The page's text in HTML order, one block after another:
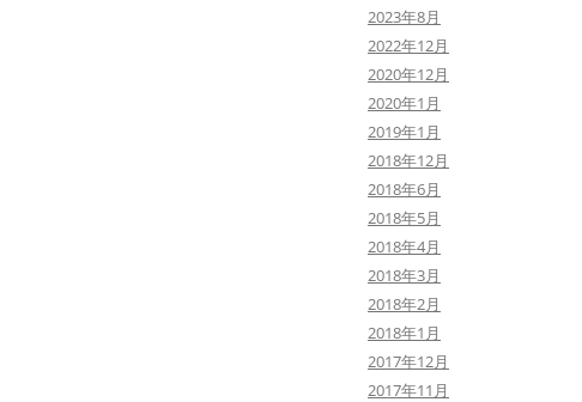
2023年8月
2022年12月
2020年12月
2020年1月
2019年1月
2018年12月
2018年6月
2018年5月
2018年4月
2018年3月
2018年2月
2018年1月
2017年12月
2017年11月